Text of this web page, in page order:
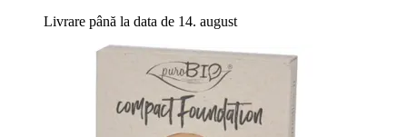
Livrare până la data de 14. august